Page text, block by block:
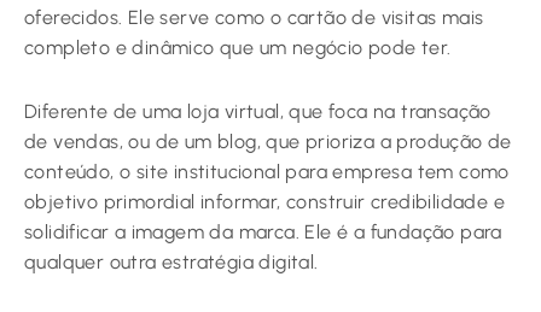
oferecidos. Ele serve como o cartão de visitas mais
completo e dinâmico que um negócio pode ter.
Diferente de uma loja virtual, que foca na transação
de vendas, ou de um blog, que prioriza a produção de
conteúdo, o site institucional para empresa tem como
objetivo primordial informar, construir credibilidade e
solidificar a imagem da marca. Ele é a fundação para
qualquer outra estratégia digital.